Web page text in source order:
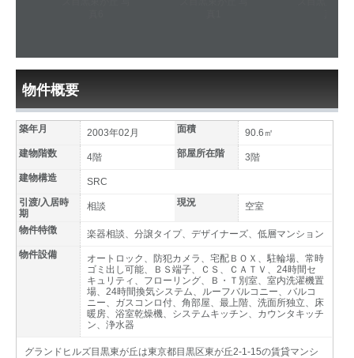
物件概要
築年月 2003年02月 面積
90.6㎡
建物階数
4階 部屋所在階
3階
建物構造
SRC
引渡/入居時
期
相談 現況 空室
物件特徴
楽器相談、分譲タイプ、デザイナーズ、低層マンション
物件設備
オートロック、防犯カメラ、宅配ＢＯＸ、駐輪場、常時
ゴミ出し可能、ＢＳ端子、ＣＳ、ＣＡＴＶ、24時間セ
キュリティ、フローリング、Ｂ・Ｔ別室、室内洗濯機置
場、24時間換気システム、ルーフバルコニー、バルコ
ニー、ガスコンロ付、角部屋、最上階、洗面所独立、床
暖房、浴室乾燥機、システムキッチン、カウンタキッチ
ン、浄水器
グランドヒルズ目黒東が丘は東京都目黒区東が丘2-1-15の賃貸マンシ